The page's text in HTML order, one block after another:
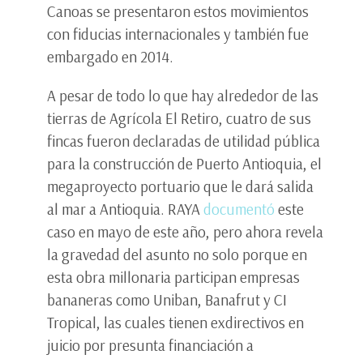
Canoas se presentaron estos movimientos
con fiducias internacionales y también fue
embargado en 2014.
A pesar de todo lo que hay alrededor de las
tierras de Agrícola El Retiro, cuatro de sus
fincas fueron declaradas de utilidad pública
para la construcción de Puerto Antioquia, el
megaproyecto portuario que le dará salida
al mar a Antioquia. RAYAdocumentó este
caso en mayo de este año, pero ahora revela
la gravedad del asunto no solo porque en
esta obra millonaria participan empresas
bananeras como Uniban, Banafrut y CI
Tropical, las cuales tienen exdirectivos en
juicio por presunta financiación a